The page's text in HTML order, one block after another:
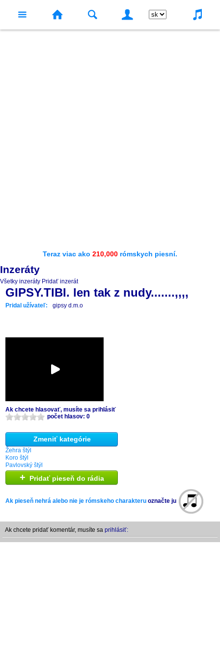
Teraz viac ako 210,000 rómskych piesní.
Inzeráty
Všetky inzeráty Pridať inzerát
GIPSY.TIBI. len tak z nudy.......,,,,
Pridal užívateľ: gipsy d.m.o
Ak chcete hlasovať, musíte sa prihlásiť
počet hlasov: 0
Zmeniť kategórie
Žehra štýl
Koro štýl
Pavlovský štýl
+ Pridať pieseň do rádia
Ak pieseň nehrá alebo nie je rómskeho charakteru označte ju
Ak chcete pridať komentár, musíte sa prihlásiť: